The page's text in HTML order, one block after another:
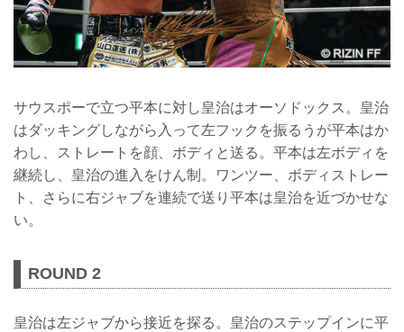
サウスポーで立つ平本に対し皇治はオーソドックス。皇治
はダッキングしながら入って左フックを振るうが平本はか
わし、ストレートを顔、ボディと送る。平本は左ボディを
継続し、皇治の進入をけん制。ワンツー、ボディストレー
ト、さらに右ジャブを連続で送り平本は皇治を近づかせな
い。
ROUND 2
皇治は左ジャブから接近を探る。皇治のステップインに平